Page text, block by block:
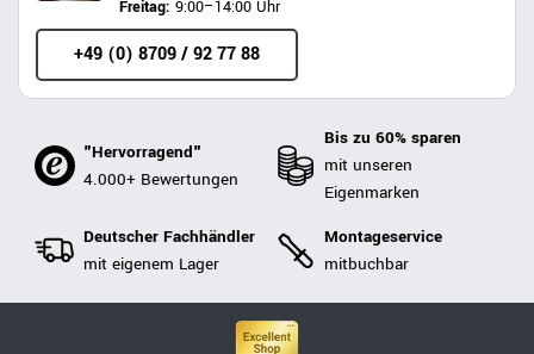
Freitag: 9:00–14:00 Uhr
+49 (0) 8709 / 92 77 88
"Hervorragend"
4.000+ Bewertungen
Bis zu 60% sparen
mit unseren
Eigenmarken
Deutscher Fachhändler
mit eigenem Lager
Montageservice
mitbuchbar